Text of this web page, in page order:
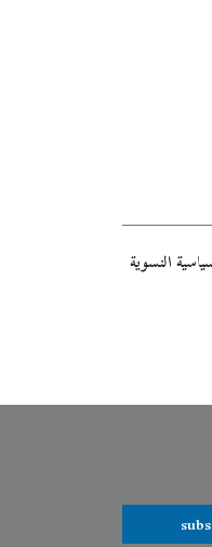
النسوية